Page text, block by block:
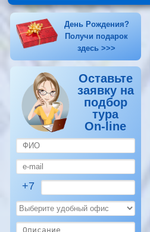
День Рождения?
Получи подарок
здесь >>>
Оставьте
заявку на
подбор
тура
On-line
+7